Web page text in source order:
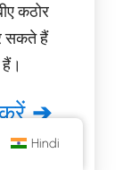
कठोर
सकते हैं
Hindi